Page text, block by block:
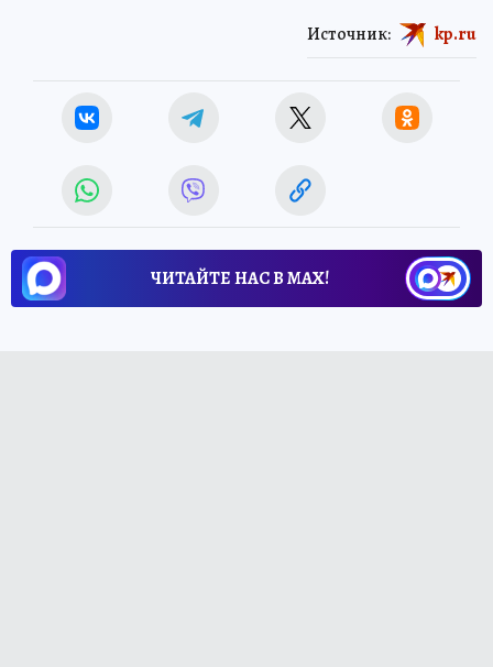
Источник: kp.ru
ЧИТАЙТЕ НАС В МАХ!